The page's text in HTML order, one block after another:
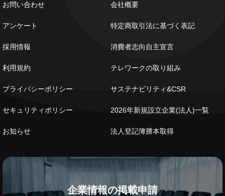
お問い合わせ
アンケート
採用情報
利用規約
プライバシーポリシー
セキュリティポリシー
お知らせ
会社概要
特定商取引法に基づく表記
消費者志向自主宣言
テレワークの取り組み
サステナビリティ&CSR
2026年新規設立企業(法人)一覧
法人登記簿謄本取得
企業情報の掲載申請